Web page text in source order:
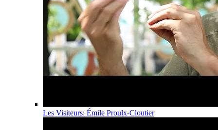
Les Visiteurs: Émile Proulx-Cloutier